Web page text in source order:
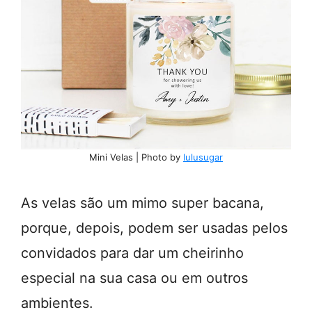
Mini Velas | Photo by lulusugar
As velas são um mimo super bacana,
porque, depois, podem ser usadas pelos
convidados para dar um cheirinho
especial na sua casa ou em outros
ambientes.